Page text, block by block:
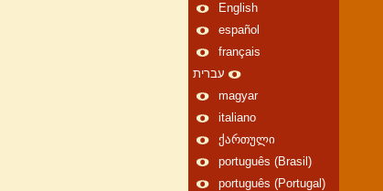
English
español
français
עברית
magyar
italiano
ქართული
português (Brasil)
português (Portugal)